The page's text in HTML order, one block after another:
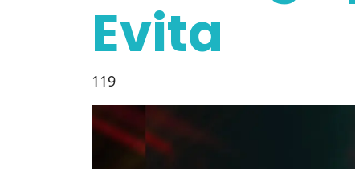
Evita
119